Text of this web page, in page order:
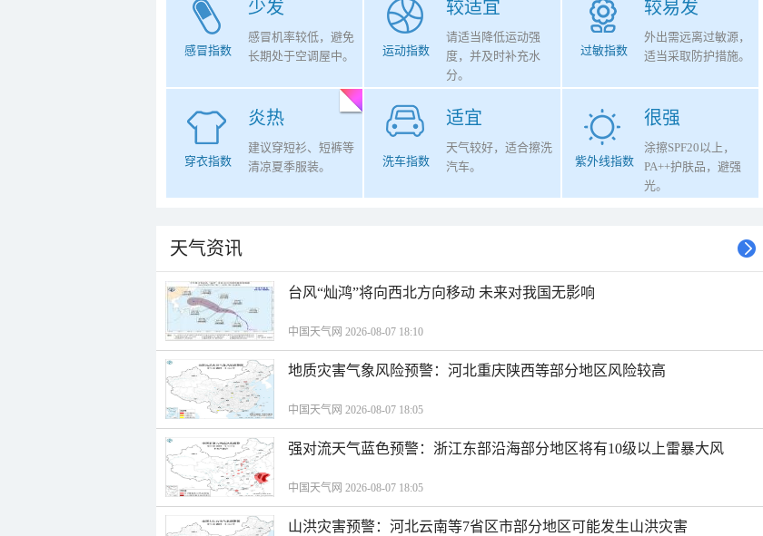
少发
感冒指数
感冒机率较低，避免
长期处于空调屋中。
较适宜
运动指数
请适当降低运动强
度，并及时补充水
分。
较易发
过敏指数
外出需远离过敏源，
适当采取防护措施。
炎热
穿衣指数
建议穿短衫、短裤等
清凉夏季服装。
适宜
洗车指数
天气较好，适合擦洗
汽车。
很强
紫外线指数
涂擦SPF20以上，
PA++护肤品，避强
光。
天气资讯
台风“灿鸿”将向西北方向移动 未来对我国无影响
中国天气网 2026-08-07 18:10
地质灾害气象风险预警：河北重庆陕西等部分地区风险较高
中国天气网 2026-08-07 18:05
强对流天气蓝色预警：浙江东部沿海部分地区将有10级以上雷暴大风
中国天气网 2026-08-07 18:05
山洪灾害预警：河北云南等7省区市部分地区可能发生山洪灾害